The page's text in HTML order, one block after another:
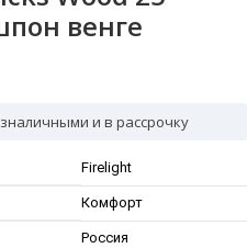
венге
и в рассрочку
Firelight
Комфорт
Россия